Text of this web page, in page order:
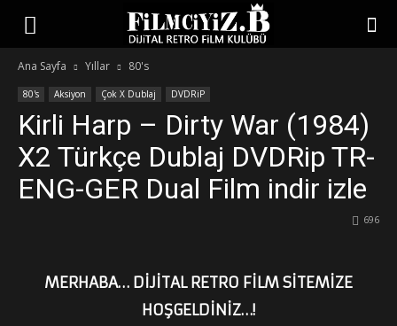
Ana Sayfa Yıllar 80's
80's Aksiyon Çok X Dublaj DVDRiP
Kirli Harp – Dirty War (1984)
X2 Türkçe Dublaj DVDRip TR-
ENG-GER Dual Film indir izle
696
MERHABA… DİJİTAL RETRO FİLM SİTEMİZE
HOŞGELDİNİZ…!